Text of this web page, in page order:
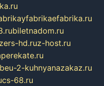
biletnadom.ru
hd.ruz-host.ru
2-kuhnyanazakaz.ru
cs-68.ru